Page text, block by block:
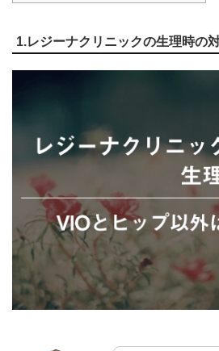
1.レジーナクリニックの生理時の